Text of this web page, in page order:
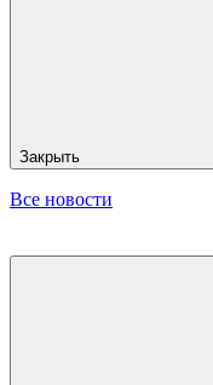
Закрыть
Все новости